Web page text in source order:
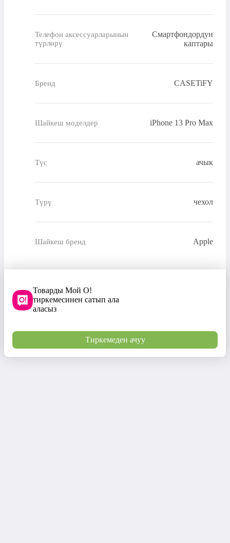
Телефон аксессуарларынын
түрлөрү
Смартфондордун
каптары
Бренд CASETiFY
Шайкеш моделдер iPhone 13 Pro Max
Түс ачык
Түрү чехол
Шайкеш бренд Apple
Товарды Мой О!
тиркемесинен сатып ала
аласыз
Тиркемеден ачуу